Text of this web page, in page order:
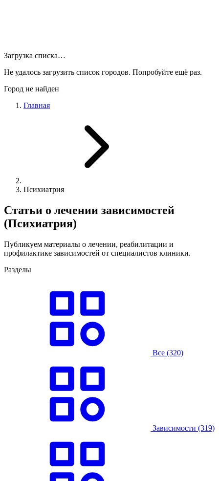
Загрузка списка…
Не удалось загрузить список городов. Попробуйте ещё раз.
Город не найден
Главная
Психиатрия
Статьи о лечении зависимостей
(Психиатрия)
Публикуем материалы о лечении, реабилитации и
профилактике зависимостей от специалистов клиники.
Разделы
Все (320)
Зависимости (319)